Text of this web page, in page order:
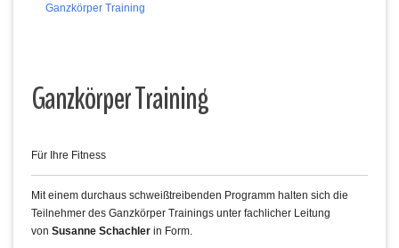
Ganzkörper Training
Ganzkörper Training
Für Ihre Fitness
Mit einem durchaus schweißtreibenden Programm halten sich die
Teilnehmer des Ganzkörper Trainings unter fachlicher Leitung
von Susanne Schachler in Form.